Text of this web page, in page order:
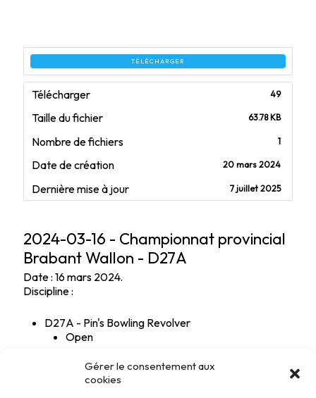
Gérer le consentement aux
cookies
TÉLÉCHARGER
Télécharger 49
Taille du fichier 63.78 KB
Nombre de fichiers 1
Date de création 20 mars 2024
Dernière mise à jour 7 juillet 2025
2024-03-16 - Championnat provincial
Brabant Wallon - D27A
Date : 16 mars 2024.
Discipline :
D27A - Pin's Bowling Revolver
Open